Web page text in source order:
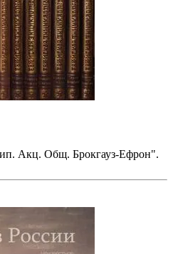
Акц. Общ. Брокгауз-Ефрон".